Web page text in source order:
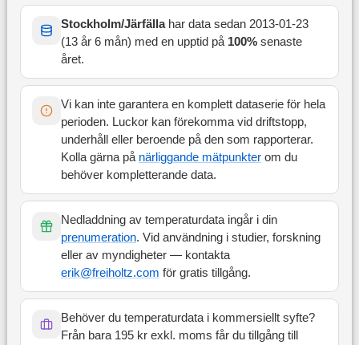
Stockholm/Järfällahar data sedan 2013-01-23
(13 år 6 mån) med en upptid på 100% senaste
året.
Vi kan inte garantera en komplett dataserie för hela
perioden. Luckor kan förekomma vid driftstopp,
underhåll eller beroende på den som rapporterar.
Kolla gärna på närliggande mätpunkterom du
behöver kompletterande data.
Nedladdning av temperaturdata ingår i din
prenumeration. Vid användning i studier, forskning
eller av myndigheter — kontakta
erik@freiholtz.com för gratis tillgång.
Behöver du temperaturdata i kommersiellt syfte?
Från bara 195 kr exkl. moms får du tillgång till